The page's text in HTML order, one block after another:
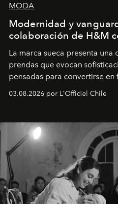
MODA
Modernidad y
colaboración de H&M
La marca sueca presenta una
prendas que evocan
pensadas para convertirse
03.08.2026 por L'Officiel Chile